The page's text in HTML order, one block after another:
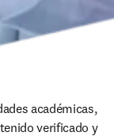
académicas,
verificado y